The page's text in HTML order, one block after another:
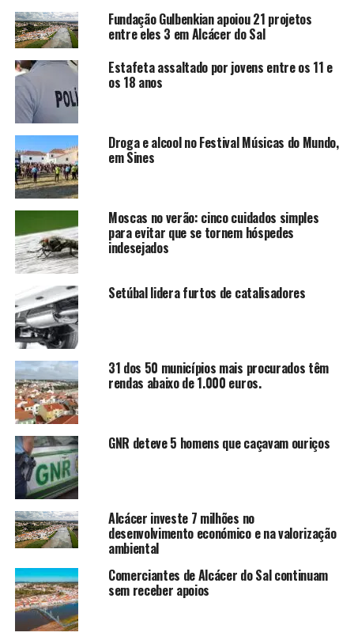
Fundação Gulbenkian apoiou 21 projetos
entre eles 3 em Alcácer do Sal
Estafeta assaltado por jovens entre os 11 e
os 18 anos
Droga e alcool no Festival Músicas do Mundo,
em Sines
Moscas no verão: cinco cuidados simples
para evitar que se tornem hóspedes
indesejados
Setúbal lidera furtos de catalisadores
31 dos 50 municípios mais procurados têm
rendas abaixo de 1.000 euros.
GNR deteve 5 homens que caçavam ouriços
Alcácer investe 7 milhões no
desenvolvimento económico e na valorização
ambiental
Comerciantes de Alcácer do Sal continuam
sem receber apoios